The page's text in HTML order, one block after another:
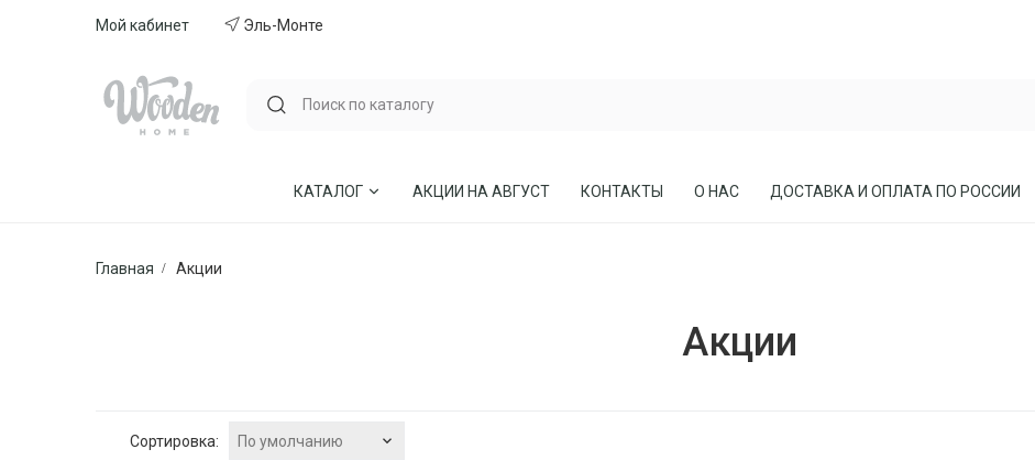
Мой кабинет Эль-Монте
КАТАЛОГ
КАБИНЕТЫ, БИБЛИОТЕКИ
АКЦИИ НА АВГУСТ КОНТАКТЫ О НАС ДОСТАВКА И ОПЛАТА ПО РОССИИ
Главная Акции
Акции
Сортировка: По умолчанию